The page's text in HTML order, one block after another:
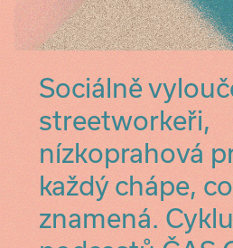
Sociálně
streetworkeři,
nízkoprahová
každý chápe,
znamená.